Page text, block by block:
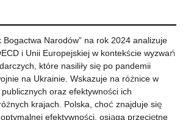
Bogactwa Narodów” na rok 2024 analizuje
i Unii Europejskiej w kontekście wyzwań
które nasiliły się po pandemii
na Ukrainie. Wskazuje na różnice w
oraz efektywności ich
krajach. Polska, choć znajduje się
efektywności, osiąga przeciętne